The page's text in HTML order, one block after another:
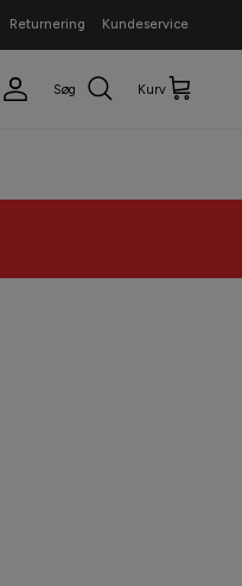
Returnering Kundeservice
Søg Kurv